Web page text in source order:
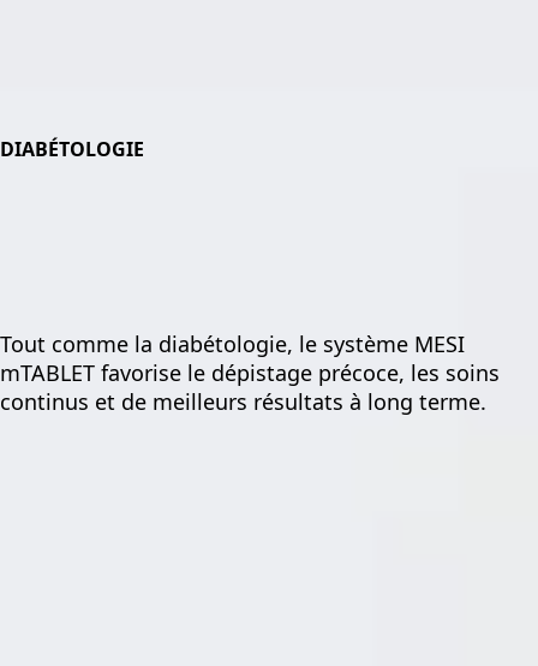
DIABÉTOLOGIE
Tout comme la diabétologie, le système MESI
mTABLET favorise le dépistage précoce, les soins
continus et de meilleurs résultats à long terme.